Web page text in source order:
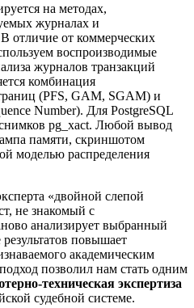
на методах,
журналах и
отличие от коммерческих
воспроизводимые
журналов транзакций
комбинация
(PFS, GAM, SGAM) и
Number). Для PostgreSQL
pg_xact. Любой вывод
памяти, скриншотом
моделью распределения
«двойной слепой
не знакомый с
анализирует выбранный
повышает
академическим
позволил нам стать одним
техническая экспертиза
судебной системе.